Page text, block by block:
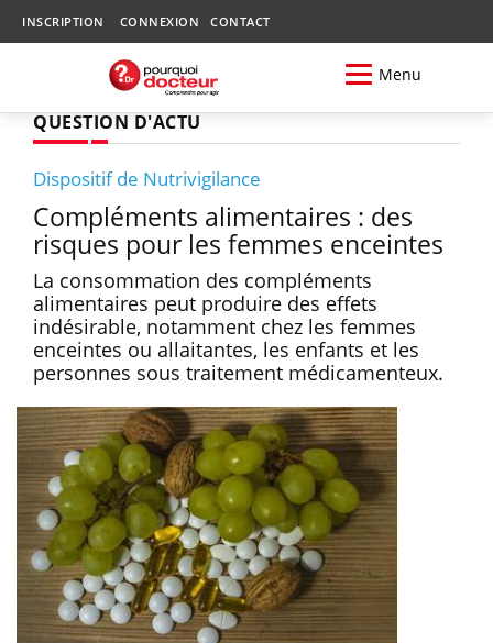
INSCRIPTION CONNEXION CONTACT
Menu
QUESTION D'ACTU
Dispositif de Nutrivigilance
Compléments alimentaires : des
risques pour les femmes enceintes
La consommation des compléments
alimentaires peut produire des effets
indésirable, notamment chez les femmes
enceintes ou allaitantes, les enfants et les
personnes sous traitement médicamenteux.